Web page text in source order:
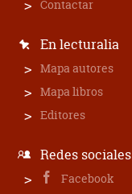
Contactar
En lecturalia
Mapa autores
Mapa libros
Editores
Redes sociales
Facebook